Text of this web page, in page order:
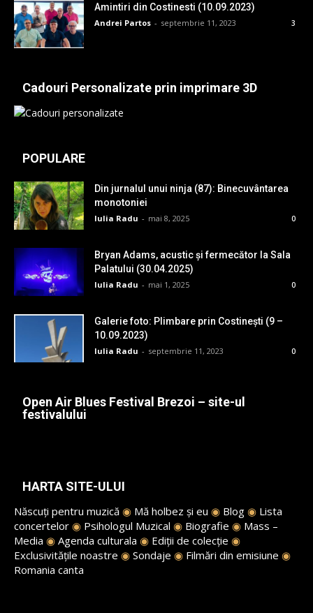
Amintiri din Costinesti (10.09.2023)
Andrei Partos - septembrie 11, 2023 3
Cadouri Personalizate prin imprimare 3D
POPULARE
Din jurnalul unui ninja (87): Binecuvântarea
monotoniei
Iulia Radu - mai 8, 2025 0
Bryan Adams, acustic și fermecător la Sala
Palatului (30.04.2025)
Iulia Radu - mai 1, 2025 0
Galerie foto: Plimbare prin Costinești (9 –
10.09.2023)
Iulia Radu - septembrie 11, 2023 0
Open Air Blues Festival Brezoi – site-ul
festivalului
HARTA SITE-ULUI
Născuți pentru muzică ◉ Mă holbez și eu ◉ Blog ◉ Lista
concertelor ◉ Psihologul Muzical ◉ Biografie ◉ Mass –
Media ◉ Agenda culturala ◉ Ediții de colecție ◉
Exclusivitățile noastre ◉ Sondaje ◉ Filmări din emisiune ◉
Romania canta